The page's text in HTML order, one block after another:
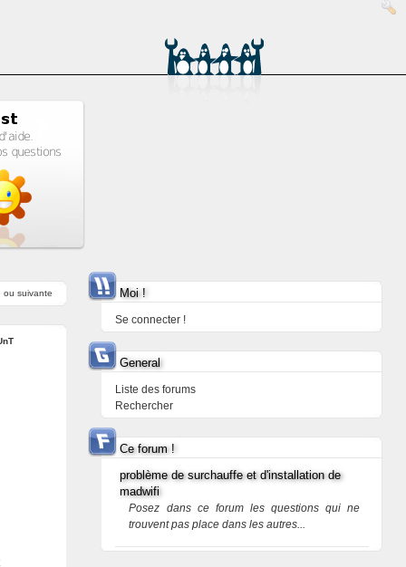
ou suivante Moi !
Se connecter !
General
Liste des forums
Rechercher
Ce forum !
problème de surchauffe et d'installation de
madwifi
Posez dans ce forum les questions qui ne
trouvent pas place dans les autres...